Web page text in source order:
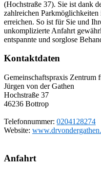
(Hochstraße 37). Sie ist dank
zahlreichen
erreichen. So ist für Sie und
unkomplizierte Anfahrt
entspannte und sorglose
Kontaktdaten
Gemeinschaftspraxis Zentrum
Jürgen von der Gathen
Hochstraße 37
46236 Bottrop
Telefonnummer: 0204128274
Website:
Anfahrt